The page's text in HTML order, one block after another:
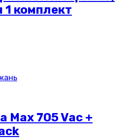
1 комплект
Max 705 Vac +